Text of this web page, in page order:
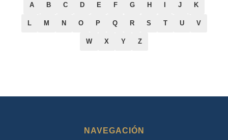
A B C D E F G H J K
L M N O P Q R S T U V
W X Y Z
NAVEGACIÓN